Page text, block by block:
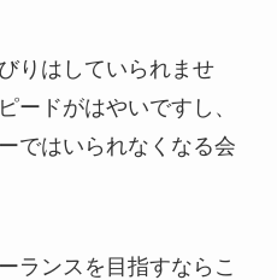
りはしていられませ
ードがはやいですし、
ではいられなくなる会
ランスを目指すならこ